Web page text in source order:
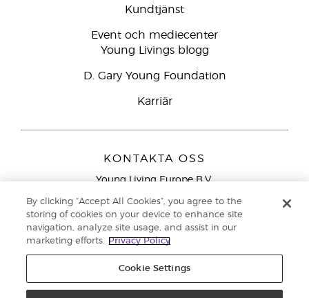
Kundtjänst
Event och mediecenter
Young Livings blogg
D. Gary Young Foundation
Karriär
KONTAKTA OSS
Young Living Europe B.V.
9727 AJ Groningen
Nederländerna
Kundtjänst – Avgiftsfritt lokalsamtal (ej från
mobiltelefon):020 793400
By clicking “Accept All Cookies”, you agree to the
storing of cookies on your device to enhance site
navigation, analyze site usage, and assist in our
marketing efforts.
Privacy Policy
Cookie Settings